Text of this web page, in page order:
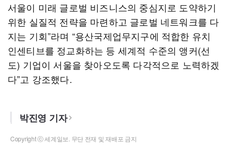
서울이 미래 글로벌 비즈니스의 중심지로 도약하기
위한 실질적 전략을 마련하고 글로벌 네트워크를 다
지는 기회”라며 “용산국제업무지구에 적합한 유치
인센티브를 정교화하는 등 세계적 수준의 앵커(선
도) 기업이 서울을 찾아오도록 다각적으로 노력하겠
다”고 강조했다.
박진영 기자
Copyright ⓒ 세계일보. 무단 전재 및 재배포 금지